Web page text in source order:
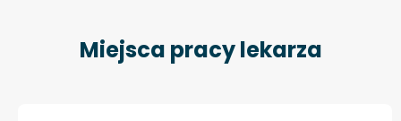
Miejsca pracy lekarza